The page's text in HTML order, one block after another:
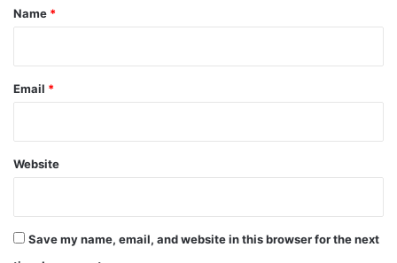
*
Name *
Email *
Website
Save my name, email, and website in this browser for the next